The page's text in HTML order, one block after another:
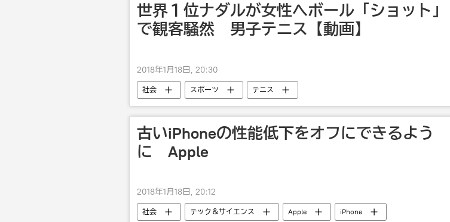
世界１位ナダルが女性へボール「ショット」
で観客騒然 男子テニス【動画】
2018年1月18日, 20:30
社会 スポーツ テニス
古いiPhoneの性能低下をオフにできるよう
に Apple
2018年1月18日, 20:12
社会 テック＆サイエンス Apple iPhone